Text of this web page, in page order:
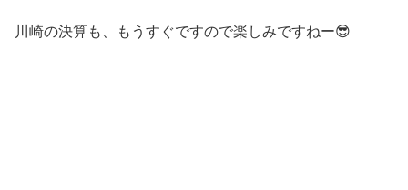
川崎の決算も、もうすぐですので楽しみですねー😎